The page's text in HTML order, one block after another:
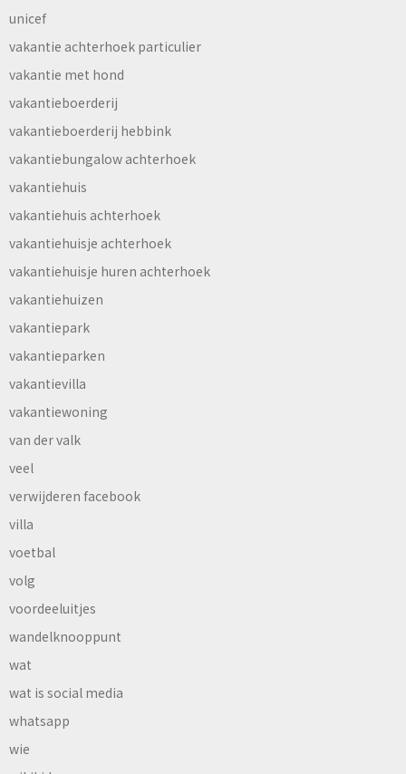
unicef
vakantie achterhoek particulier
vakantie met hond
vakantieboerderij
vakantieboerderij hebbink
vakantiebungalow achterhoek
vakantiehuis
vakantiehuis achterhoek
vakantiehuisje achterhoek
vakantiehuisje huren achterhoek
vakantiehuizen
vakantiepark
vakantieparken
vakantievilla
vakantiewoning
van der valk
veel
verwijderen facebook
villa
voetbal
volg
voordeeluitjes
wandelknooppunt
wat
wat is social media
whatsapp
wie